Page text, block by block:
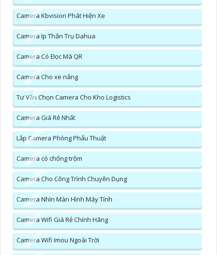
Camera Kbvision Phát Hiện Xe
Camera Ip Thân Trụ Dahua
Camera Có Đọc Mã QR
Camera Cho xe nâng
Tư Vấn Chọn Camera Cho Kho Logistics
Camera Giá Rẻ Nhất
Lắp Camera Phòng Phẩu Thuật
Camera có chống trộm
Camera Cho Công Trình Chuyên Dụng
Camera Nhìn Màn Hình Máy Tính
Camera Wifi Giá Rẻ Chính Hãng
Camera Wifi Imou Ngoài Trời